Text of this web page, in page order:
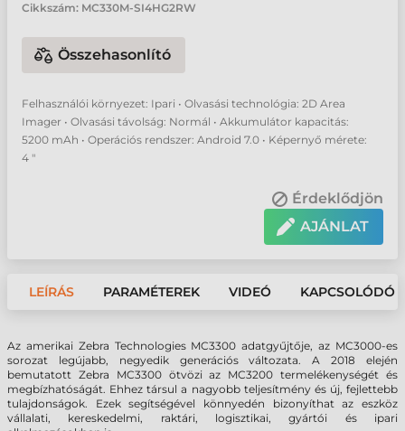
Cikkszám: MC330M-SI4HG2RW
Összehasonlító
Felhasználói környezet: Ipari • Olvasási technológia: 2D Area
Imager • Olvasási távolság: Normál • Akkumulátor kapacitás:
5200 mAh • Operációs rendszer: Android 7.0 • Képernyő mérete:
4 "
Érdeklődjön
AJÁNLAT
LEÍRÁS PARAMÉTEREK VIDEÓ KAPCSOLÓDÓ
Az amerikai Zebra Technologies MC3300 adatgyűjtője, az MC3000-es
sorozat legújabb, negyedik generációs változata. A 2018 elején
bemutatott Zebra MC3300 ötvözi az MC3200 termelékenységét és
megbízhatóságát. Ehhez társul a nagyobb teljesítmény és új, fejlettebb
tulajdonságok. Ezek segítségével könnyedén bizonyíthat az eszköz
vállalati, kereskedelmi, raktári, logisztikai, gyártói és ipari